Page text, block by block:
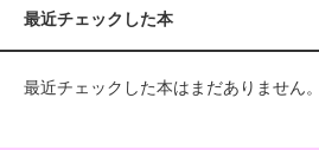
最近チェックした本
最近チェックした本はまだありません。